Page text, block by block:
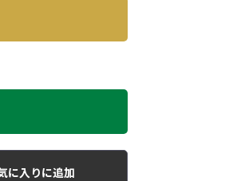
に入りに追加